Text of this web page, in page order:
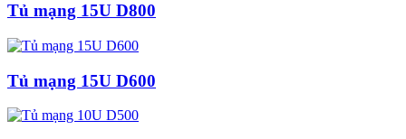
Tủ mạng 15U D800
Tủ mạng 15U D600